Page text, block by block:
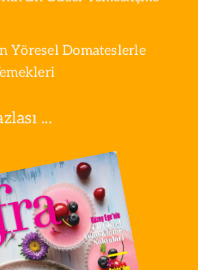
Yöresel Domateslerle
...